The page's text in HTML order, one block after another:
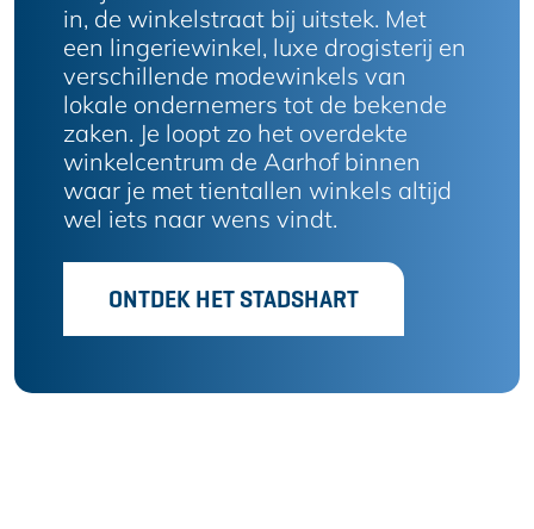
in, de winkelstraat bij uitstek. Met
een lingeriewinkel, luxe drogisterij en
verschillende modewinkels van
lokale ondernemers tot de bekende
zaken. Je loopt zo het overdekte
winkelcentrum de Aarhof binnen
waar je met tientallen winkels altijd
wel iets naar wens vindt.
ONTDEK HET STADSHART